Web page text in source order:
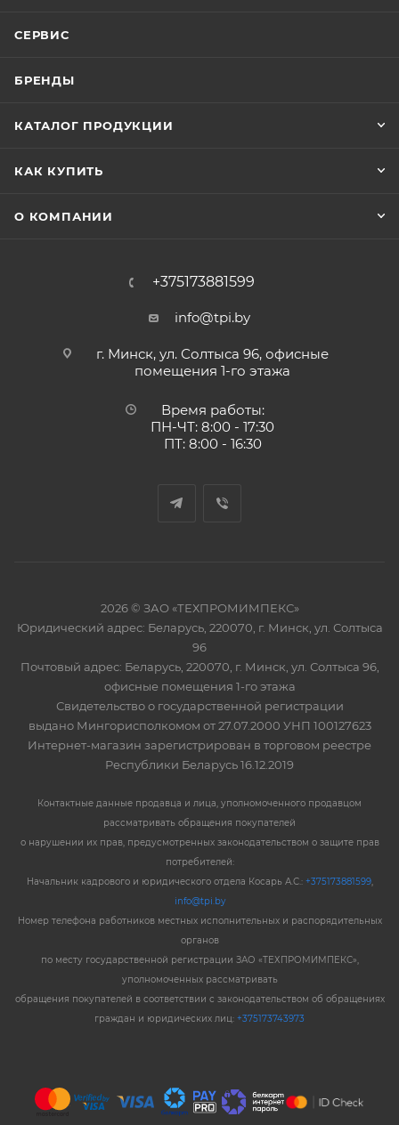
СЕРВИС
БРЕНДЫ
КАТАЛОГ ПРОДУКЦИИ
КАК КУПИТЬ
О КОМПАНИИ
+375173881599
info@tpi.by
г. Минск, ул. Солтыса 96, офисные
помещения 1-го этажа
Время работы:
ПН-ЧТ: 8:00 - 17:30
ПТ: 8:00 - 16:30
2026 © ЗАО «ТЕХПРОМИМПЕКС»
Юридический адрес: Беларусь, 220070, г. Минск, ул. Солтыса
96
Почтовый адрес: Беларусь, 220070, г. Минск, ул. Солтыса 96,
офисные помещения 1-го этажа
Свидетельство о государственной регистрации
выдано Мингорисполкомом от 27.07.2000 УНП 100127623
Интернет-магазин зарегистрирован в торговом реестре
Республики Беларусь 16.12.2019
Контактные данные продавца и лица, уполномоченного продавцом
рассматривать обращения покупателей
о нарушении их прав, предусмотренных законодательством о защите прав
потребителей:
Начальник кадрового и юридического отдела Косарь А.С.: +375173881599,
info@tpi.by
Номер телефона работников местных исполнительных и распорядительных
органов
по месту государственной регистрации ЗАО «ТЕХПРОМИМПЕКС»,
уполномоченных рассматривать
обращения покупателей в соответствии с законодательством об обращениях
граждан и юридических лиц: +375173743973